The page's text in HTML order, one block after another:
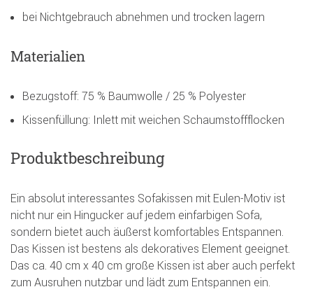
bei Nichtgebrauch abnehmen und trocken lagern
Materialien
Bezugstoff: 75 % Baumwolle / 25 % Polyester
Kissenfüllung: Inlett mit weichen Schaumstoffflocken
Produktbeschreibung
Ein absolut interessantes Sofakissen mit Eulen-Motiv ist
nicht nur ein Hingucker auf jedem einfarbigen Sofa,
sondern bietet auch äußerst komfortables Entspannen.
Das Kissen ist bestens als dekoratives Element geeignet.
Das ca. 40 cm x 40 cm große Kissen ist aber auch perfekt
zum Ausruhen nutzbar und lädt zum Entspannen ein.